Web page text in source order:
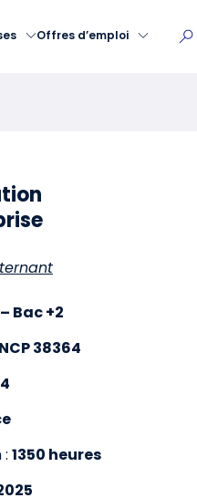
Offres d’emploi
Bac +2
38364
1350 heures